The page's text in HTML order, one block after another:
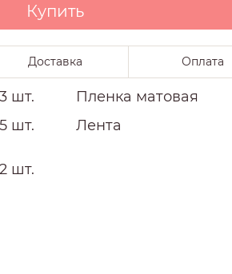
Купить
Доставка Оплата
шт.
шт.
шт.
Пленка матовая
Лента